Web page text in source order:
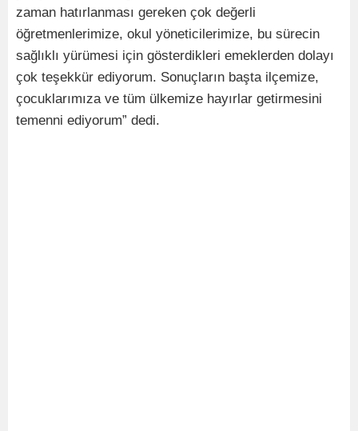
zaman hatırlanması gereken çok değerli
öğretmenlerimize, okul yöneticilerimize, bu sürecin
sağlıklı yürümesi için gösterdikleri emeklerden dolayı
çok teşekkür ediyorum. Sonuçların başta ilçemize,
çocuklarımıza ve tüm ülkemize hayırlar getirmesini
temenni ediyorum” dedi.